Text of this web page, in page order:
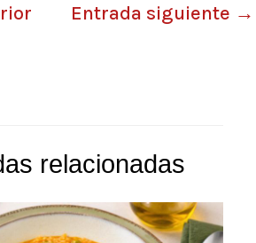
Entrada siguiente →
relacionadas